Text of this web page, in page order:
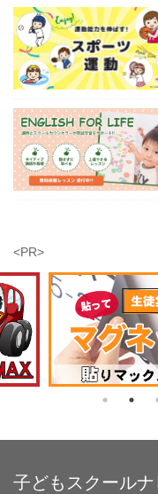
<PR>
子どもスクールナ